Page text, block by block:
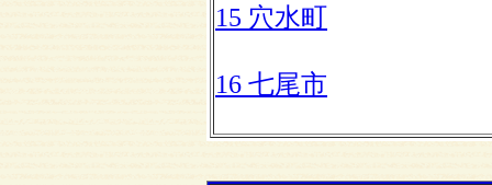
15 穴水町
16 七尾市